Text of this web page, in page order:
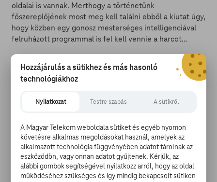
oldalai is vannak. Merthogy a történetünk
főszereplőjének most meg kell találni ebből a kiutat úgy,
hogy közben egy gonosz mesterséges intelligenciával
felruházott programmal is fel kell vennie a harcot…
1980-as évek elején, így nem volt kérdés, hogy a sztori
folytatódik. Végül kicsit kevesebb mint 30 évet kellett
várni a folytatásra, melyben bár a szereplők felnőttek,
helyükbe új tehetségek léptek. Mostani digitális
harcosunk, Sam Flynn ugyanis nem tudja elviselni az
Hozzájárulás a sütikhez és más hasonló
technológiákhoz
Nyilatkozat Testre szabás A sütikről
A Magyar Telekom weboldala sütiket és egyéb nyomon
követésre alkalmas megoldásokat használ, amelyek az
alkalmazott technológia függvényében adatot tárolnak az
eszközödön, vagy onnan adatot gyűjtenek. Kérjük, az
alábbi gombok segítségével nyilatkozz arról, hogy az oldal
működéséhez szükséges és így mindig bekapcsolt sütiken